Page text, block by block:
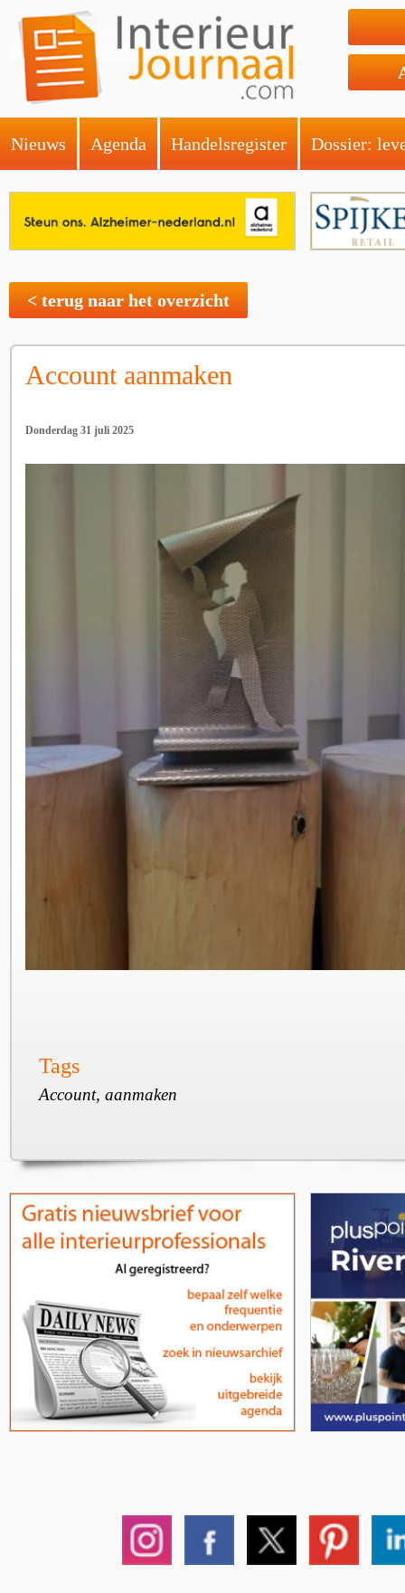
Nieuws Agenda Handelsregister Dossier:
< terug naar het overzicht
Account aanmaken
Donderdag 31 juli 2025
Tags
Account, aanmaken